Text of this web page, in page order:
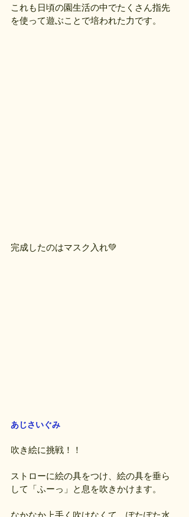
これも日頃の園生活の中でたくさん指先
を使って遊ぶことで培われた力です。
完成したのはマスク入れ💚
あじさいぐみ
吹き絵に挑戦！！
ストローに絵の具をつけ、絵の具を垂ら
して「ふーっ」と息を吹きかけます。